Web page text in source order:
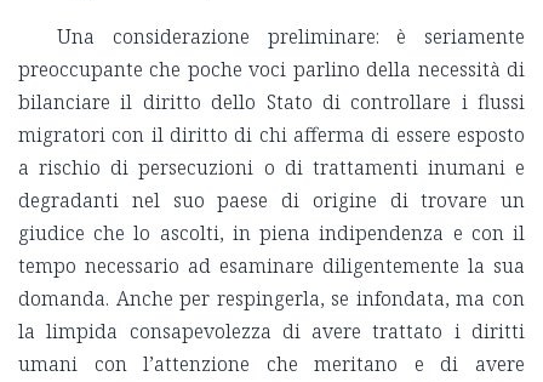
Una considerazione preliminare: è seriamente
preoccupante che poche voci parlino della necessità di
bilanciare il diritto dello Stato di controllare i flussi
migratori con il diritto di chi afferma di essere esposto
a rischio di persecuzioni o di trattamenti inumani e
degradanti nel suo paese di origine di trovare un
giudice che lo ascolti, in piena indipendenza e con il
tempo necessario ad esaminare diligentemente la sua
domanda. Anche per respingerla, se infondata, ma con
la limpida consapevolezza di avere trattato i diritti
umani con l’attenzione che meritano e di avere